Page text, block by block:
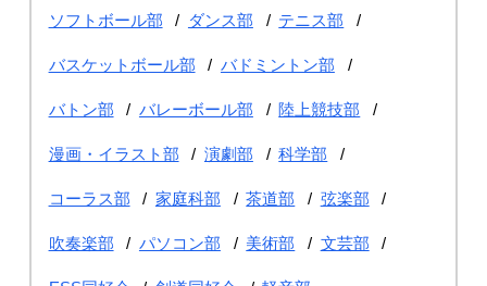
ソフトボール部 ダンス部 テニス部
バスケットボール部 バドミントン部
バトン部 バレーボール部 陸上競技部
漫画・イラスト部 演劇部 科学部
コーラス部 家庭科部 茶道部 弦楽部
吹奏楽部 パソコン部 美術部 文芸部